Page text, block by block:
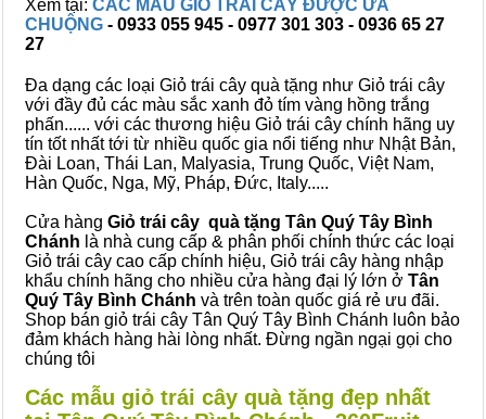
Xem tại: CÁC MẪU GIỎ TRÁI CÂY ĐƯỢC ƯA
CHUỘNG - 0933 055 945 - 0977 301 303 - 0936 65 27
27
Đa dạng các loại Giỏ trái cây quà tặng như Giỏ trái cây
với đầy đủ các màu sắc xanh đỏ tím vàng hồng trắng
phấn...... với các thương hiệu Giỏ trái cây chính hãng uy
tín tốt nhất tới từ nhiều quốc gia nổi tiếng như Nhật Bản,
Đài Loan, Thái Lan, Malyasia, Trung Quốc, Việt Nam,
Hàn Quốc, Nga, Mỹ, Pháp, Đức, Italy.....
Cửa hàng Giỏ trái cây quà tặng Tân Quý Tây Bình
Chánh là nhà cung cấp & phân phối chính thức các loại
Giỏ trái cây cao cấp chính hiệu, Giỏ trái cây hàng nhập
khẩu chính hãng cho nhiều cửa hàng đại lý lớn ở Tân
Quý Tây Bình Chánh và trên toàn quốc giá rẻ ưu đãi.
Shop bán giỏ trái cây Tân Quý Tây Bình Chánh luôn bảo
đảm khách hàng hài lòng nhất. Đừng ngần ngại gọi cho
chúng tôi
Các mẫu giỏ trái cây quà tặng đẹp nhất